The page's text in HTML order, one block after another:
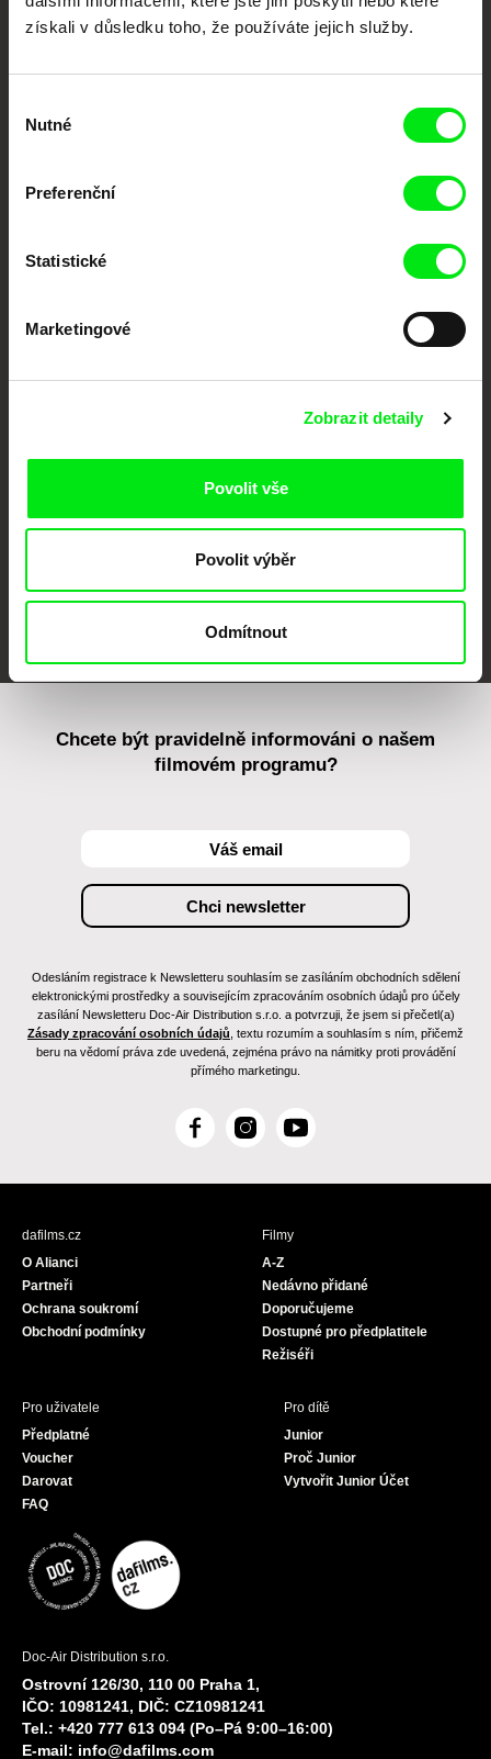
získali v důsledku toho, že používáte jejich služby.
souhlasu
Nutné
Preferenční
Statistické
Marketingové
Zobrazit detaily
Povolit vše
Povolit výběr
Odmítnout
Nové festivalové filmy
každý týden
festivalů dokumentárního filmu sdružených do Doc Alliance. Naším cílem je
posouvat hranice dokumentárního filmu, propagovat jeho rozmanitost a
Against Gravity
FIDMarseille MFDF Ji.hlava Visions du Réel
Chcete být pravidelně informováni o našem
filmovém programu?
Odesláním registrace k Newsletteru souhlasím se zasíláním obchodních sdělení
elektronickými prostředky a souvisejícím zpracováním osobních údajů pro účely
zasílání Newsletteru Doc-Air Distribution s.r.o. a potvrzuji, že jsem si přečetl(a)
Zásady zpracování osobních údajů , textu rozumím a souhlasím s ním, přičemž
beru na vědomí práva zde uvedená, zejména právo na námitky proti provádění
přímého marketingu.
F
c
I
s
Y
u
dafilms.cz
O Alianci
Partneři
Ochrana soukromí
Obchodní podmínky
Filmy
A-Z
Nedávno přidané
Doporučujeme
Dostupné pro předplatitele
Režiséři
Pro uživatele
Předplatné
Voucher
Darovat
FAQ
Pro dítě
Junior
Proč Junior
Vytvořit Junior Účet
Doc-Air Distribution s.r.o.
Ostrovní 126/30, 110 00 Praha 1,
IČO: 10981241, DIČ: CZ10981241
Tel.: +420 777 613 094 (Po–Pá 9:00–16:00)
E-mail: info@dafilms.com